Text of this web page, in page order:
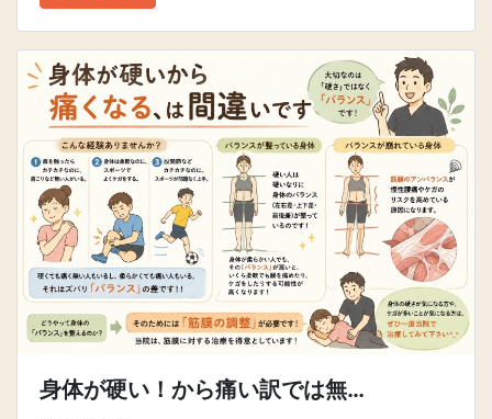
身体が硬い！から痛い訳では無…